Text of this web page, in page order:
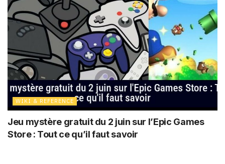
WIKI & REFERENCE
Jeu mystère gratuit du 2 juin sur l’Epic Games
Store : Tout ce qu’il faut savoir